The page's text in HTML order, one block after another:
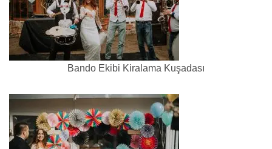
Bando Ekibi Kiralama Kuşadası